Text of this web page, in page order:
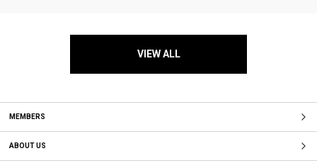
VIEW ALL
MEMBERS
ABOUT US